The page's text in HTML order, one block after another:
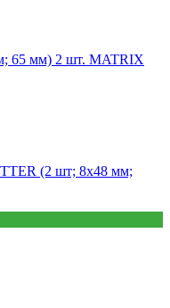
65 мм) 2 шт. MATRIX